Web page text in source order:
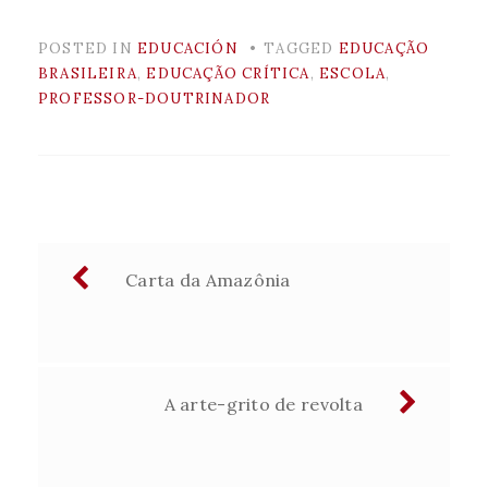
POSTED IN EDUCACIÓN TAGGED EDUCAÇÃO
BRASILEIRA, EDUCAÇÃO CRÍTICA, ESCOLA,
PROFESSOR-DOUTRINADOR
Navegación
Carta da Amazônia
A arte-grito de revolta